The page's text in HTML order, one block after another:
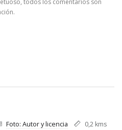
todos los comentarios son
Foto: Autor y licencia 0,2 kms